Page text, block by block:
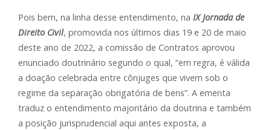
Pois bem, na linha desse entendimento, na IX Jornada de
Direito Civil, promovida nos últimos dias 19 e 20 de maio
deste ano de 2022, a comissão de Contratos aprovou
enunciado doutrinário segundo o qual, “em regra, é válida
a doação celebrada entre cônjuges que vivem sob o
regime da separação obrigatória de bens”. A ementa
traduz o entendimento majoritário da doutrina e também
a posição jurisprudencial aqui antes exposta, a